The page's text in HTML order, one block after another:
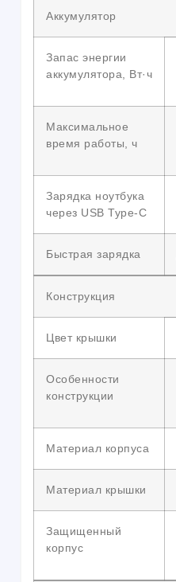
Аккумулятор
Запас энергии
аккумулятора, Вт·ч
Максимальное
время работы, ч
Зарядка ноутбука
через USB Type-C
Быстрая зарядка
Конструкция
Цвет крышки
Особенности
конструкции
Материал корпуса
Материал крышки
Защищенный
корпус